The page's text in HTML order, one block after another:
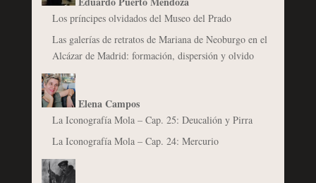
Los príncipes olvidados del Museo del Prado
Las galerías de retratos de Mariana de Neoburgo en el
Alcázar de Madrid: formación, dispersión y olvido
Elena Campos
La Iconografía Mola – Cap. 25: Deucalión y Pirra
La Iconografía Mola – Cap. 24: Mercurio